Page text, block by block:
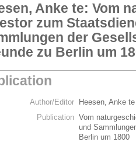
Anke te: Vom
zum
der
zu Berlin um
Author/Editor
Heesen, Anke
Publication Vom
und
Berlin um 1800